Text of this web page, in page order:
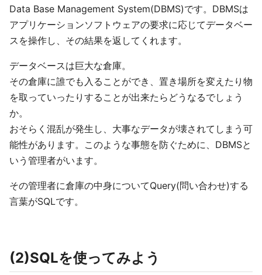
Data Base Management System(DBMS)です。DBMSは
アプリケーションソフトウェアの要求に応じてデータベー
スを操作し、その結果を返してくれます。
データベースは巨大な倉庫。
その倉庫に誰でも入ることができ、置き場所を変えたり物
を取っていったりすることが出来たらどうなるでしょう
か。
おそらく混乱が発生し、大事なデータが壊されてしまう可
能性があります。このような事態を防ぐために、DBMSと
いう管理者がいます。
その管理者に倉庫の中身についてQuery(問い合わせ)する
言葉がSQLです。
(2)SQLを使ってみよう